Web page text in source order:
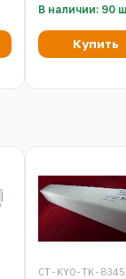
2552ci
В наличии: 90
Купить
CT-KYO-TK-